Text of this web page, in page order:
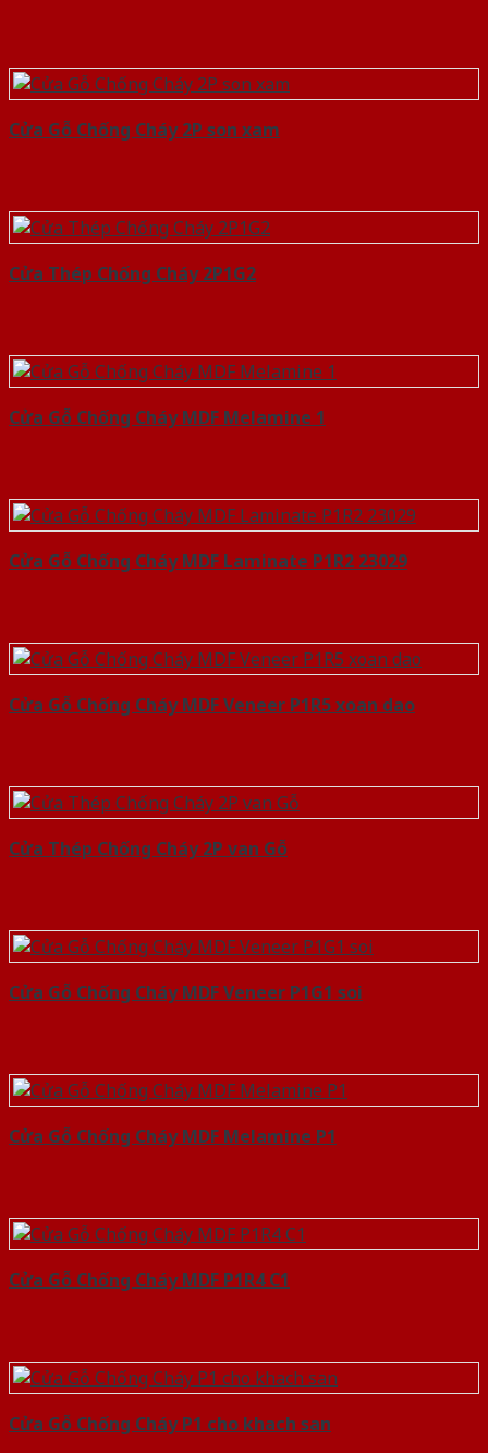
Cửa Gỗ Chống Cháy 2P son xam
Cửa Thép Chống Cháy 2P1G2
Cửa Gỗ Chống Cháy MDF Melamine 1
Cửa Gỗ Chống Cháy MDF Laminate P1R2 23029
Cửa Gỗ Chống Cháy MDF Veneer P1R5 xoan dao
Cửa Thép Chống Cháy 2P van Gỗ
Cửa Gỗ Chống Cháy MDF Veneer P1G1 soi
Cửa Gỗ Chống Cháy MDF Melamine P1
Cửa Gỗ Chống Cháy MDF P1R4 C1
Cửa Gỗ Chống Cháy P1 cho khach san